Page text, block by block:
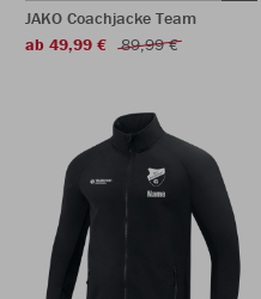
JAKO Coachjacke Team
ab 49,99 €
89,99 €